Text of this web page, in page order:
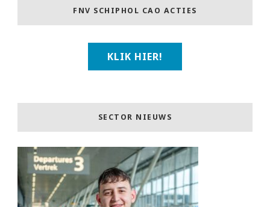
FNV SCHIPHOL CAO ACTIES
KLIK HIER!
SECTOR NIEUWS